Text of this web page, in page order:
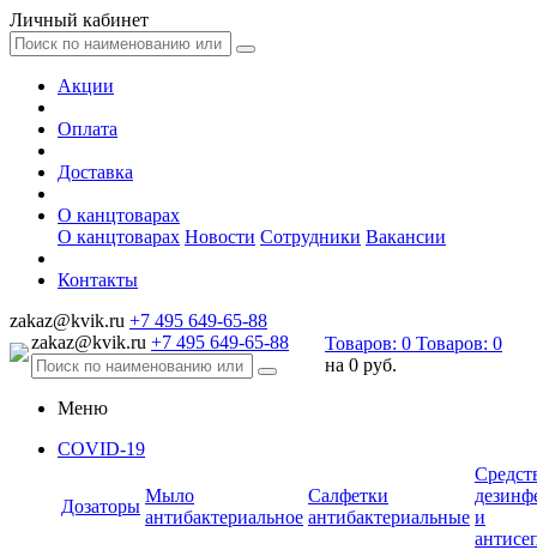
Личный кабинет
Акции
Оплата
Доставка
О канцтоварах
О канцтоварах Новости Сотрудники Вакансии
Контакты
zakaz@kvik.ru +7 495 649-65-88
zakaz@kvik.ru +7 495 649-65-88 Товаров: 0 Товаров: 0
на 0 руб.
Меню
COVID-19
Дозаторы
Мыло
антибактериальное
Салфетки
антибактериальные и